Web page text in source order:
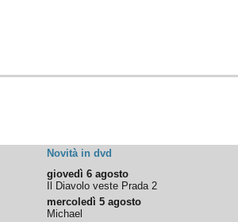
Novità in dvd
giovedì 6 agosto
Il Diavolo veste Prada 2
mercoledì 5 agosto
Michael